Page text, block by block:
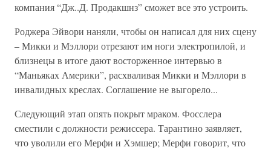
компания “Дж..Д. Продакшнз” сможет все это устроить.
Роджера Эйвори наняли, чтобы он написал для них сцену
– Микки и Мэллори отрезают им ноги электропилой, и
близнецы в итоге дают восторженное интервью в
“Маньяках Америки”, расхваливая Микки и Мэллори в
инвалидных креслах. Соглашение не выгорело...
Следующий этап опять покрыт мраком. Фосслера
сместили с должности режиссера. Тарантино заявляет,
что уволили его Мерфи и Хэмшер; Мерфи говорит, что